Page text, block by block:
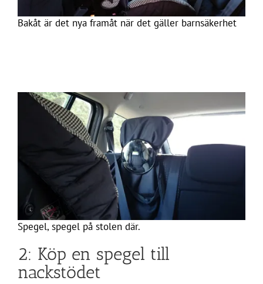
Bakåt är det nya framåt när det gäller barnsäkerhet
Spegel, spegel på stolen där.
2: Köp en spegel till
nackstödet